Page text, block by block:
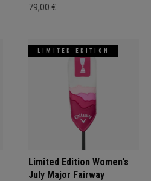
79,00 €
LIMITED EDITION
Limited Edition Women's
July Major Fairway